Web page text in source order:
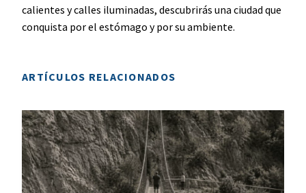
calientes y calles iluminadas, descubrirás una ciudad que
conquista por el estómago y por su ambiente.
ARTÍCULOS RELACIONADOS